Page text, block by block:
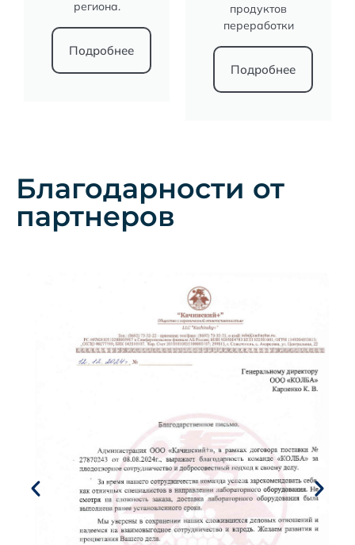
региона.
Подробнее
продуктов
переработки
Подробнее
Благодарности от
партнеров